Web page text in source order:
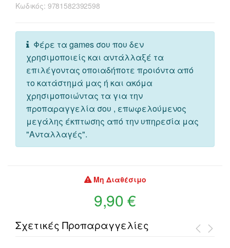
Κωδικός: 9781582392598
Φέρε τα games σου που δεν
χρησιμοποιείς και αντάλλαξέ τα
επιλέγοντας οποιαδήποτε προιόντα από
το κατάστημά μας ή και ακόμα
χρησιμοποιώντας τα για την
προπαραγγελία σου , επωφελούμενος
μεγάλης έκπτωσης από την υπηρεσία μας
"Ανταλλαγές".
Μη Διαθέσιμο
9,90 €
Σχετικές Προπαραγγελίες